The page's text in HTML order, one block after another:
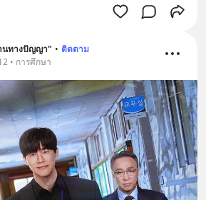
นทางปัญญา" • ติดตาม
• การศึกษา